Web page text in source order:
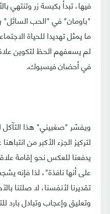
فيها، تبدأ بكبسة زر وتنتهي
"باومان" في "الحب السائل"
ما يمثل تهديدا للحياة
لم يسعفهم الحظ لتكوين
في أحضان فيسبوك.
ويفسّر "صغبيني" هذا التآكل
لتركيز الجزء الأكبر من
يدفعنا للعكس نحو إقامة
على أنها نافذة"، لذا فإنه
تقديرنا لأنفسنا، لا صلتنا
وتعليق وإعجاب وتبادل بارد